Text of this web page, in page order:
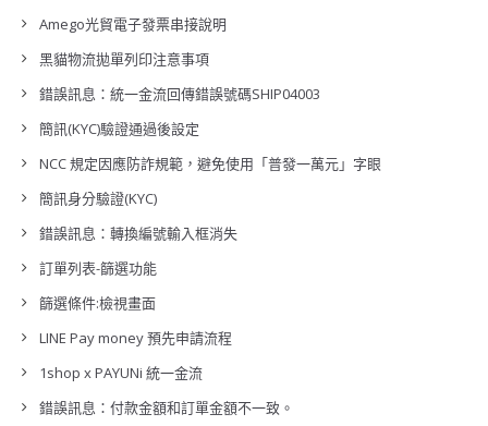
Amego光貿電子發票串接說明
黑貓物流拋單列印注意事項
錯誤訊息：統一金流回傳錯誤號碼SHIP04003
簡訊(KYC)驗證通過後設定
NCC 規定因應防詐規範，避免使用「普發一萬元」字眼
簡訊身分驗證(KYC)
錯誤訊息：轉換編號輸入框消失
訂單列表-篩選功能
篩選條件:檢視畫面
LINE Pay money 預先申請流程
1shop x PAYUNi 統一金流
錯誤訊息：付款金額和訂單金額不一致。